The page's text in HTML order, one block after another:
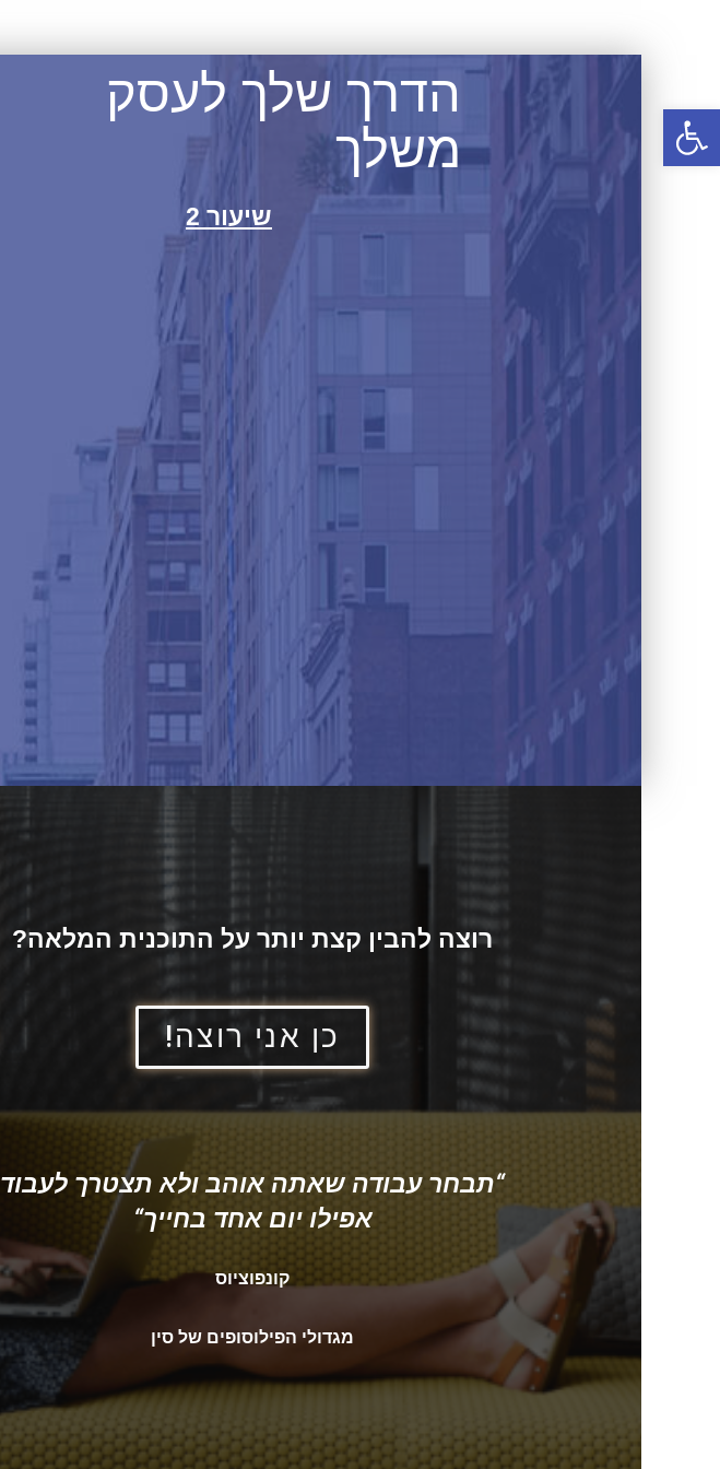
פתח סרגל נגישות הדרך שלך לעסק
משלך
שיעור 2
רוצה להבין קצת יותר על התוכנית המלאה?
כן אני רוצה!
“תבחר עבודה שאתה אוהב ולא תצטרך לעבוד
אפילו יום אחד בחייך“
קונפוציוס
מגדולי הפילוסופים של סין